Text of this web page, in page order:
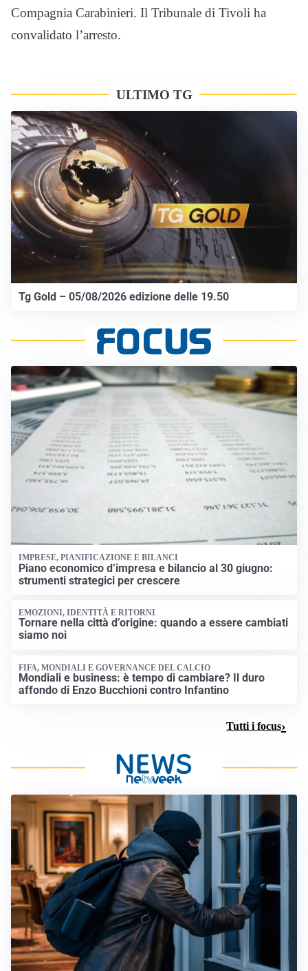
Compagnia Carabinieri. Il Tribunale di Tivoli ha
convalidato l’arresto.
ULTIMO TG
Tg Gold – 05/08/2026 edizione delle 19.50
IMPRESE, PIANIFICAZIONE E BILANCI
Piano economico d’impresa e bilancio al 30 giugno:
strumenti strategici per crescere
EMOZIONI, IDENTITÀ E RITORNI
Tornare nella città d’origine: quando a essere cambiati
siamo noi
FIFA, MONDIALI E GOVERNANCE DEL CALCIO
Mondiali e business: è tempo di cambiare? Il duro
affondo di Enzo Bucchioni contro Infantino
Tutti i focus